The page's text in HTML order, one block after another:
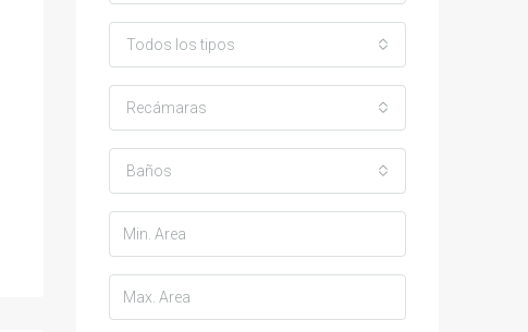
Todos los tipos
Recámaras
Baños